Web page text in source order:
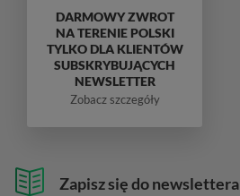
Zapisz się do newslettera
DARMOWY ZWROT
NA TERENIE POLSKI
TYLKO DLA KLIENTÓW
SUBSKRYBUJĄCYCH
NEWSLETTER
Zobacz szczegóły